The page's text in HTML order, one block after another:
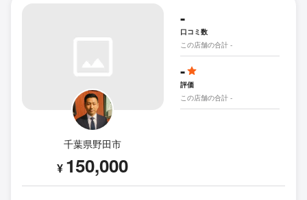
千葉県野田市
¥ 150,000
-
口コミ数
この店舗の合計 -
-
評価
この店舗の合計 -